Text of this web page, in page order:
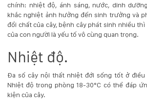
DỊCH
VỤ
KỸ
THUẬT
TRỒNG
chính: nhiệt độ, ánh sáng, nước, dinh
khắc nghiệt ảnh hưởng đến sinh trưởng và
đổi chất của cây, bệnh cây phát sinh nhiều
của con người là yếu tố vô cùng quan trọng.
Nhiệt độ.
Đa số cây nội thất nhiệt đới sống tốt ở điều
Nhiệt độ trong phòng 18-30°C có thể đáp
kiện của cây.